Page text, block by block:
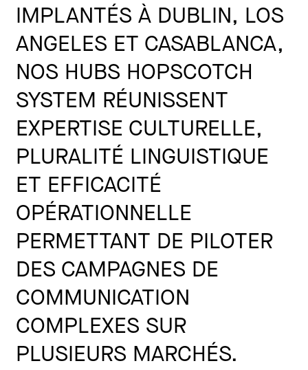
IMPLANTÉS À DUBLIN, LOS
ANGELES ET CASABLANCA,
NOS HUBS HOPSCOTCH
SYSTEM RÉUNISSENT
EXPERTISE CULTURELLE,
PLURALITÉ LINGUISTIQUE
ET EFFICACITÉ
OPÉRATIONNELLE
PERMETTANT DE PILOTER
DES CAMPAGNES DE
COMMUNICATION
COMPLEXES SUR
PLUSIEURS MARCHÉS.